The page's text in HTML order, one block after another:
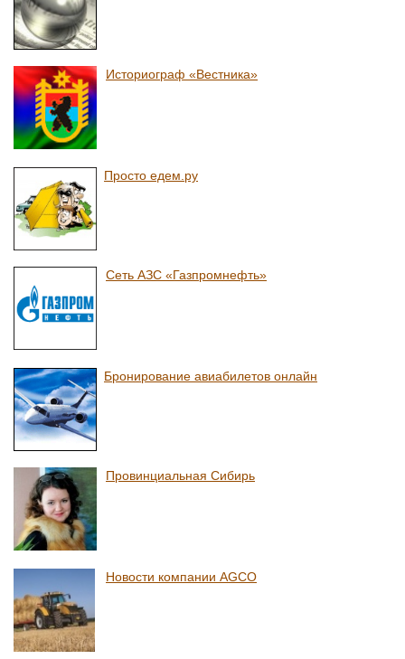
Историограф «Вестника»
Просто едем.ру
Сеть АЗС «Газпромнефть»
Бронирование авиабилетов онлайн
Провинциальная Сибирь
Новости компании AGCO